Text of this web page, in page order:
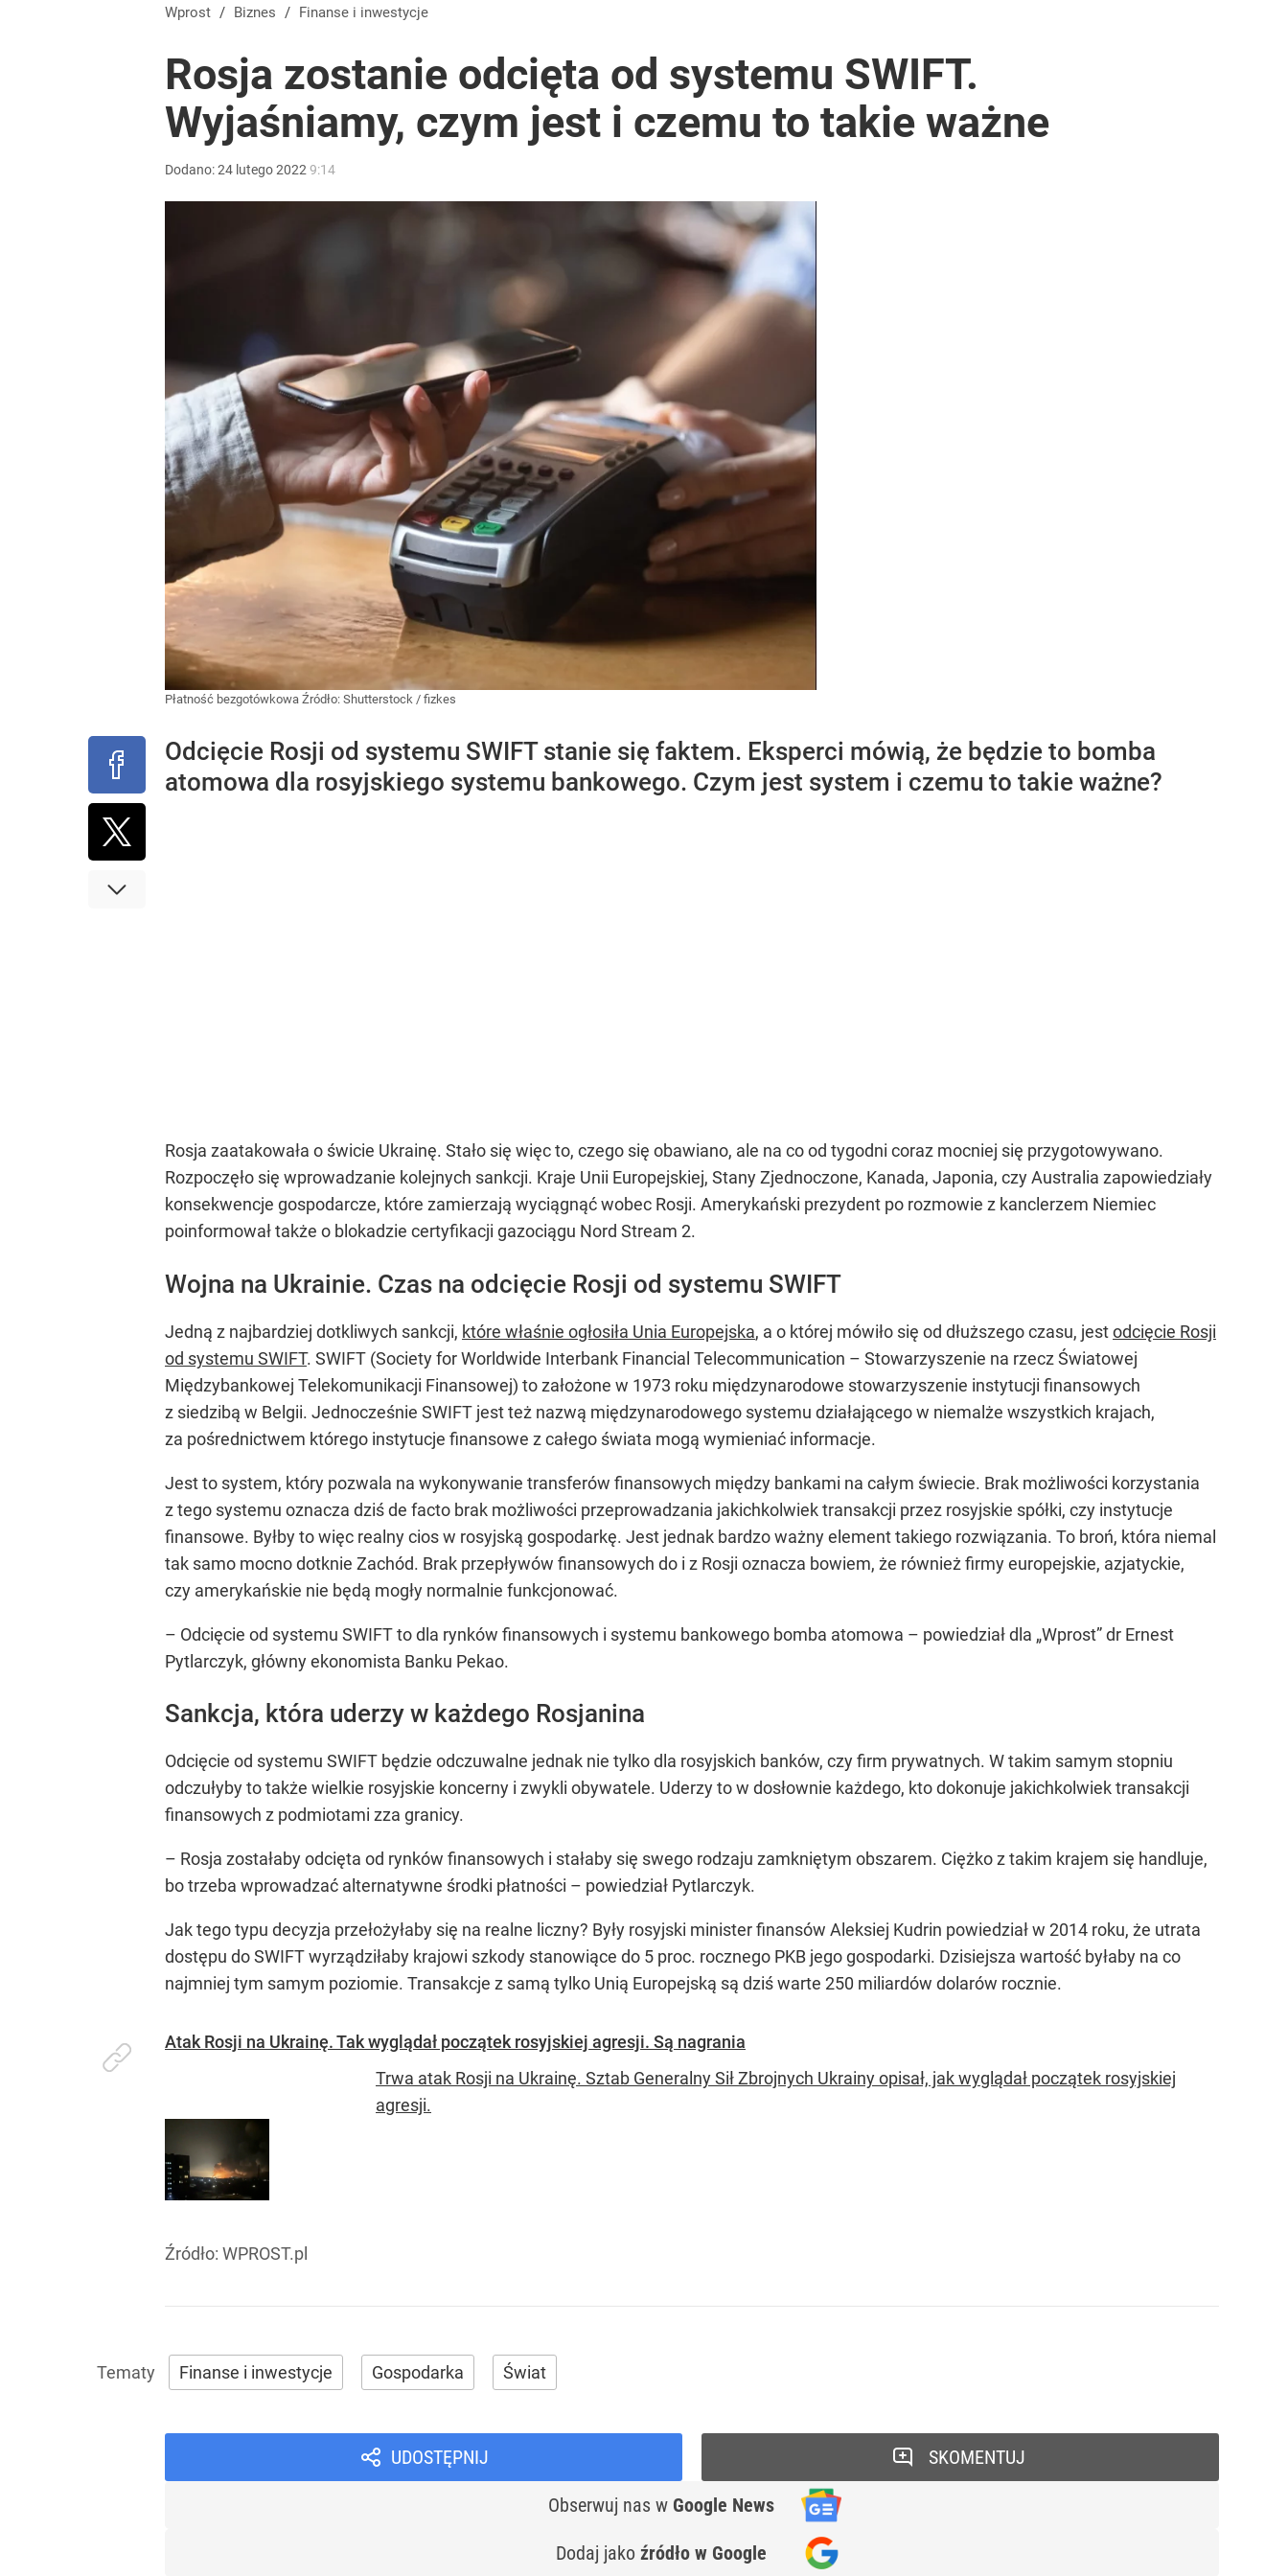
Umowy zlecenia i B2B pod lupą. PIP dostała dziesiątki zgłoszeń w trzy dni
Polacy rzucili się na przywrócone świadczenie. Prawie 2 mln wniosków w miesiąc
Wrze po roku Nawrockiego. „Największa hańba” kontra „Cała Europa nam go zazdrości”
Wprost / Biznes / Finanse i inwestycje
Rosja zostanie odcięta od systemu SWIFT.
Wyjaśniamy, czym jest i czemu to takie ważne
Dodano:24 lutego2022 9:14
Płatność bezgotówkowa Źródło: Shutterstock / fizkes
Odcięcie Rosji od systemu SWIFT stanie się faktem. Eksperci mówią, że będzie to bomba
atomowa dla rosyjskiego systemu bankowego. Czym jest system i czemu to takie ważne?
Rosja zaatakowała o świcie Ukrainę. Stało się więc to, czego się obawiano, ale na co od tygodni coraz mocniej się przygotowywano.
Rozpoczęło się wprowadzanie kolejnych sankcji. Kraje Unii Europejskiej, Stany Zjednoczone, Kanada, Japonia, czy Australia zapowiedziały
konsekwencje gospodarcze, które zamierzają wyciągnąć wobec Rosji. Amerykański prezydent po rozmowie z kanclerzem Niemiec
poinformował także o blokadzie certyfikacji gazociągu Nord Stream 2.
Wojna na Ukrainie. Czas na odcięcie Rosji od systemu SWIFT
Jedną z najbardziej dotkliwych sankcji, które właśnie ogłosiła Unia Europejska, a o której mówiło się od dłuższego czasu, jestodcięcie Rosji
od systemu SWIFT. SWIFT (Society for Worldwide Interbank Financial Telecommunication – Stowarzyszenie na rzecz Światowej
Międzybankowej Telekomunikacji Finansowej) to założone w 1973 roku międzynarodowe stowarzyszenie instytucji finansowych
z siedzibą w Belgii. Jednocześnie SWIFT jest też nazwą międzynarodowego systemu działającego w niemalże wszystkich krajach,
za pośrednictwem którego instytucje finansowe z całego świata mogą wymieniać informacje.
Jest to system, który pozwala na wykonywanie transferów finansowych między bankami na całym świecie. Brak możliwości korzystania
z tego systemu oznacza dziś de facto brak możliwości przeprowadzania jakichkolwiek transakcji przez rosyjskie spółki, czy instytucje
finansowe. Byłby to więc realny cios w rosyjską gospodarkę. Jest jednak bardzo ważny element takiego rozwiązania. To broń, która niemal
tak samo mocno dotknie Zachód. Brak przepływów finansowych do i z Rosji oznacza bowiem, że również firmy europejskie, azjatyckie,
czy amerykańskie nie będą mogły normalnie funkcjonować.
– Odcięcie od systemu SWIFT to dla rynków finansowych i systemu bankowego bomba atomowa – powiedział dla „Wprost” dr Ernest
Pytlarczyk, główny ekonomista Banku Pekao.
Sankcja, która uderzy w każdego Rosjanina
Odcięcie od systemu SWIFT będzie odczuwalne jednak nie tylko dla rosyjskich banków, czy firm prywatnych. W takim samym stopniu
odczułyby to także wielkie rosyjskie koncerny i zwykli obywatele. Uderzy to w dosłownie każdego, kto dokonuje jakichkolwiek transakcji
finansowych z podmiotami zza granicy.
– Rosja zostałaby odcięta od rynków finansowych i stałaby się swego rodzaju zamkniętym obszarem. Ciężko z takim krajem się handluje,
bo trzeba wprowadzać alternatywne środki płatności – powiedział Pytlarczyk.
Jak tego typu decyzja przełożyłaby się na realne liczny? Były rosyjski minister finansów Aleksiej Kudrin powiedział w 2014 roku, że utrata
dostępu do SWIFT wyrządziłaby krajowi szkody stanowiące do 5 proc. rocznego PKB jego gospodarki. Dzisiejsza wartość byłaby na co
najmniej tym samym poziomie. Transakcje z samą tylko Unią Europejską są dziś warte 250 miliardów dolarów rocznie.
Atak Rosji na Ukrainę. Tak wyglądał początek rosyjskiej agresji. Są nagrania
Trwa atak Rosji na Ukrainę. Sztab Generalny Sił Zbrojnych Ukrainy opisał, jak wyglądał początek rosyjskiej
agresji.
Źródło: WPROST.pl
Finanse i inwestycje Gospodarka Świat
UDOSTĘPNIJ
Obserwuj nas w Google News
Dodaj jako źródło w Google
SKOMENTUJ